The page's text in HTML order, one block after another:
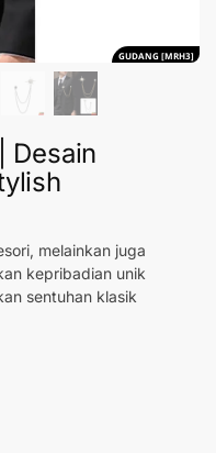
GUDANG [MRH3]
Desain
melainkan juga
kepribadian unik
sentuhan klasik